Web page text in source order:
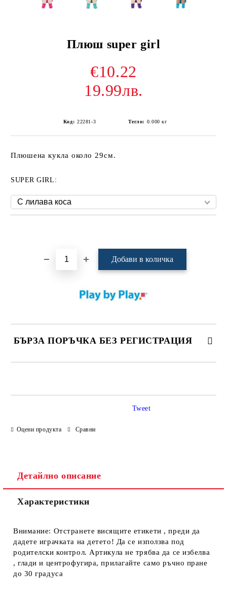
Плюш super girl
€10.22
19.99лв.
Код: 22281-3 Тегло: 0.000 кг
Плюшена кукла около 29см.
SUPER GIRL:
БЪРЗА ПОРЪЧКА БЕЗ РЕГИСТРАЦИЯ
Оцени продукта Сравни
Tweet
Детайлно описание
Характеристики
Внимание: Отстранете висящите етикети , преди да
дадете играчката на детето! Да се използва под
родителски контрол. Артикула не трябва да се избелва
, глади и центрофугира, прилагайте само ръчно пране
до 30 градуса